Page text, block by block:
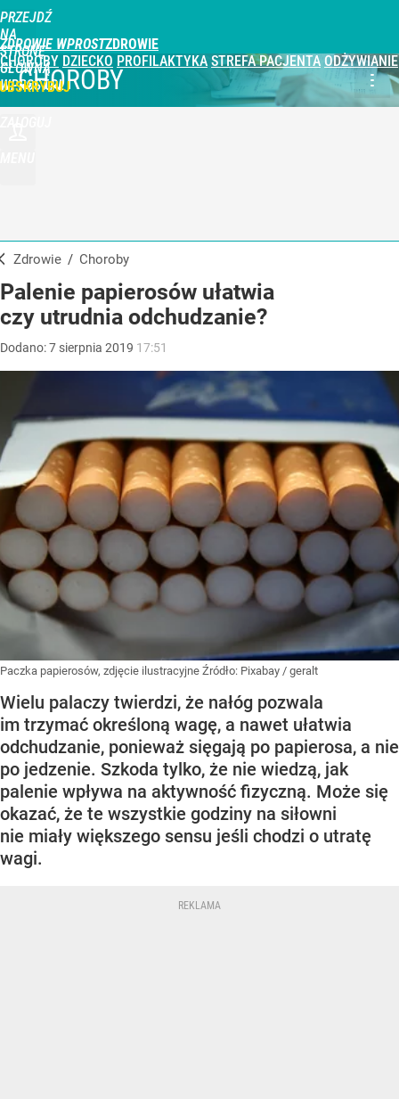
PRZEJDŹ
NA
STRONĘ
GŁÓWNĄ
WPROST.PL
ZDROWIE WPROST
CHOROBY DZIECKO PROFILAKTYKA STREFA PACJENTA ODŻYWIANIE
CHOROBY
Zdrowie / Choroby
Palenie papierosów ułatwia
czy utrudnia odchudzanie?
Dodano:7 sierpnia 2019 17:51
Paczka papierosów, zdjęcie ilustracyjne Źródło: Pixabay / geralt
Wielu palaczy twierdzi, że nałóg pozwala
im trzymać określoną wagę, a nawet ułatwia
odchudzanie, ponieważ sięgają po papierosa, a nie
po jedzenie. Szkoda tylko, że nie wiedzą, jak
palenie wpływa na aktywność fizyczną. Może się
okazać, że te wszystkie godziny na siłowni
nie miały większego sensu jeśli chodzi o utratę
wagi.